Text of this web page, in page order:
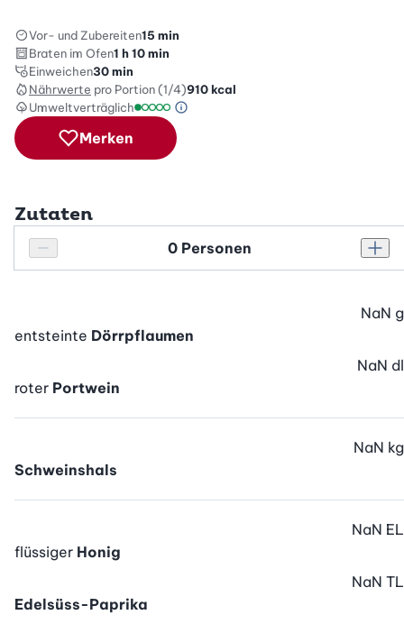
Vor- und Zubereiten15 min
Braten im Ofen1 h 10 min
Einweichen30 min
Nährwerte pro Portion (1/4)910kcal
Umweltverträglich
Umweltverträglichkeitsskala: 1 von 5
Green Betty Skala Info
Merken
Zutaten
Personenanzahl verringern
Personenanzahl
entsteinte Dörrpflaumen
NaN g
roter Portwein
NaN dl
Schweinshals
NaN kg
flüssiger Honig
NaN EL
Edelsüss-Paprika
NaN TL